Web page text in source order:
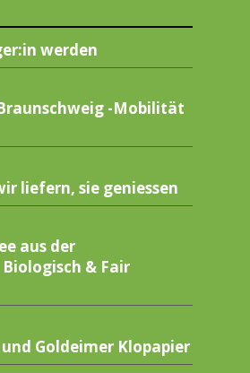
werden
-Mobilität
liefern, sie geniessen
aus der
& Fair
Goldeimer Klopapier